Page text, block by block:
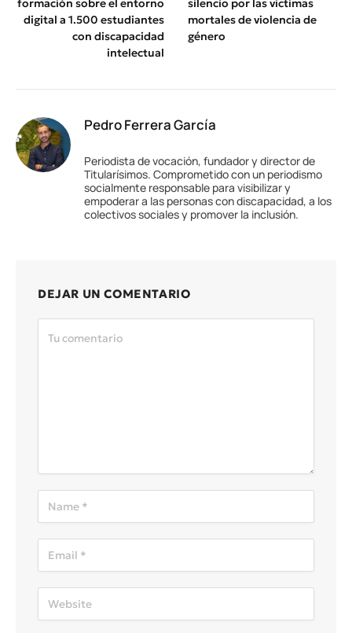
formación sobre el entorno
digital a 1.500 estudiantes
con discapacidad
intelectual
silencio por las víctimas
mortales de violencia de
género
Pedro Ferrera García
Periodista de vocación, fundador y director de
Titularísimos. Comprometido con un periodismo
socialmente responsable para visibilizar y
empoderar a las personas con discapacidad, a los
colectivos sociales y promover la inclusión.
DEJAR UN COMENTARIO